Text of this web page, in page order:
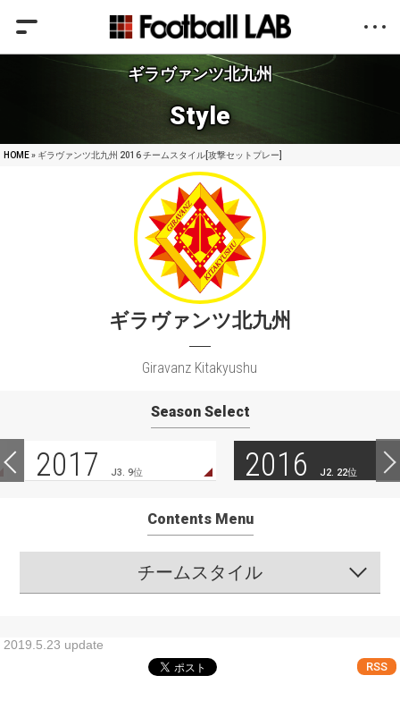
ギラヴァンツ北九州
Style
HOME» ギラヴァンツ北九州 2016 チームスタイル[攻撃セットプレー]
ギラヴァンツ北九州
Giravanz Kitakyushu
Season Select
2017 J3. 9位 2016 J2. 22位
Contents Menu
チームスタイル
2019.5.23 update
RSS